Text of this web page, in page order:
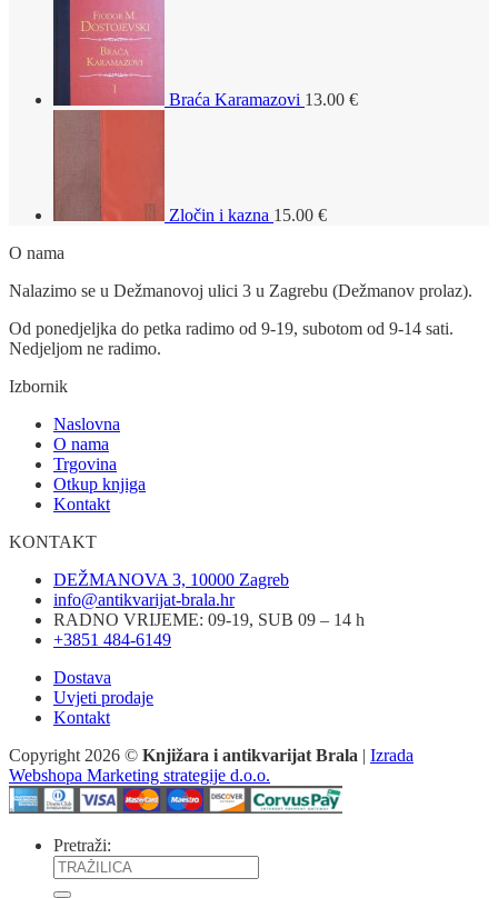
Braća Karamazovi 13.00 €
Zločin i kazna 15.00 €
O nama
Nalazimo se u Dežmanovoj ulici 3 u Zagrebu (Dežmanov prolaz).
Od ponedjeljka do petka radimo od 9-19, subotom od 9-14 sati.
Nedjeljom ne radimo.
Izbornik
Naslovna
O nama
Trgovina
Otkup knjiga
Kontakt
KONTAKT
DEŽMANOVA 3, 10000 Zagreb
info@antikvarijat-brala.hr
RADNO VRIJEME: 09-19, SUB 09 – 14 h
+3851 484-6149
Dostava
Uvjeti prodaje
Kontakt
Copyright 2026 © Knjižara i antikvarijat Brala | Izrada
Webshopa Marketing strategije d.o.o.
Pretraži: